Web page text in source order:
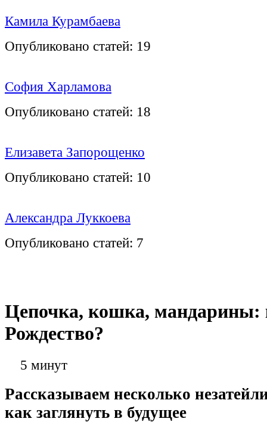
Камила Курамбаева
Опубликовано статей: 19
София Харламова
Опубликовано статей: 18
Елизавета Запорощенко
Опубликовано статей: 10
Александра Луккоева
Опубликовано статей: 7
Цепочка, кошка, мандарины:
Рождество?
5 минут
Рассказываем несколько
как заглянуть в будущее